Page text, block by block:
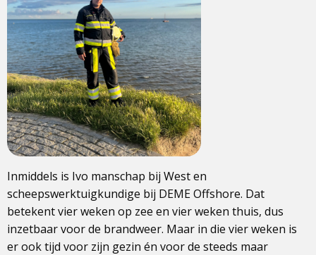
Inmiddels is Ivo manschap bij West en
scheepswerktuigkundige bij DEME Offshore. Dat
betekent vier weken op zee en vier weken thuis, dus
inzetbaar voor de brandweer. Maar in die vier weken is
er ook tijd voor zijn gezin én voor de steeds maar